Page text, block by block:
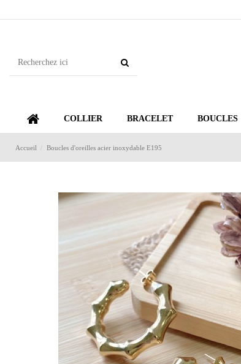
COLLIER BRACELET BOUCLES
Accueil Boucles d'oreilles acier inoxydable E195